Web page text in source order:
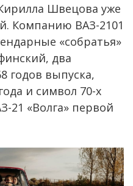
Швецова уже
Компанию ВАЗ-2101
«собратья»
два
годов выпуска,
и символ 70-х
21 «Волга» первой